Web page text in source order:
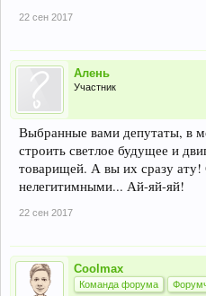
22 сен 2017
Алень
Участник
Выбранные вами депутаты, в
строить светлое будущее и
товарищей. А вы их сразу
нелегитимными... Ай-яй-яй!
22 сен 2017
Coolmax
Команда форума